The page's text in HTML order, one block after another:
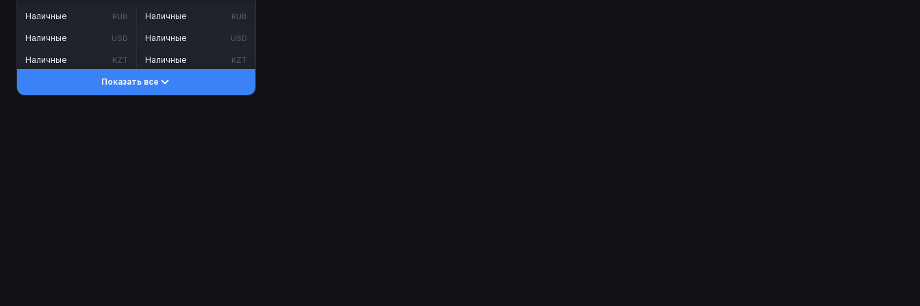
Наличные RUB
Наличные USD
Наличные KZT
Наличные RUB
Наличные USD
Наличные KZT
Показать все